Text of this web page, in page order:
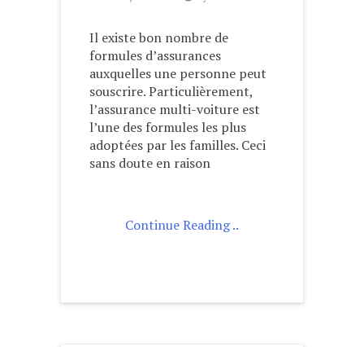
Il existe bon nombre de
formules d’assurances
auxquelles une personne peut
souscrire. Particulièrement,
l’assurance multi-voiture est
l’une des formules les plus
adoptées par les familles. Ceci
sans doute en raison
Continue Reading ..